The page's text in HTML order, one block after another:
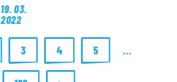
19. 03.
2022
3 4 5 …